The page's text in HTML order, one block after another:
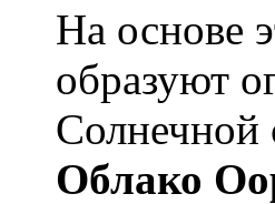
На основе
образуют
Солнечной
Облако